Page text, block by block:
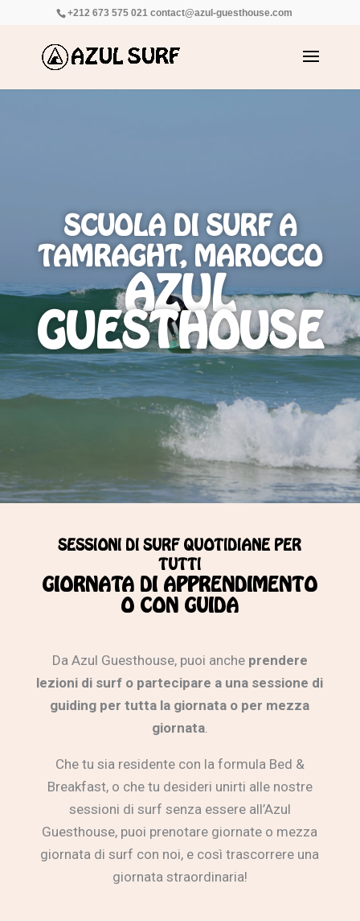
+212 673 575 021 contact@azul-guesthouse.com
SCUOLA DI SURF A
TAMRAGHT, MAROCCO
AZUL
GUESTHOUSE
SESSIONI DI SURF QUOTIDIANE PER
TUTTI
GIORNATA DI APPRENDIMENTO
O CON GUIDA
Da Azul Guesthouse, puoi anche prendere
lezioni di surf o partecipare a una sessione di
guiding per tutta la giornata o per mezza
giornata.
Che tu sia residente con la formula Bed &
Breakfast, o che tu desideri unirti alle nostre
sessioni di surf senza essere all’Azul
Guesthouse, puoi prenotare giornate o mezza
giornata di surf con noi, e così trascorrere una
giornata straordinaria!